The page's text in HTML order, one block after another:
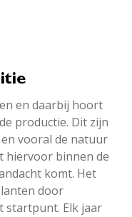
en daarbij hoort
productie. Dit zijn
vooral de natuur
hiervoor binnen de
komt. Het
door
startpunt. Elk jaar